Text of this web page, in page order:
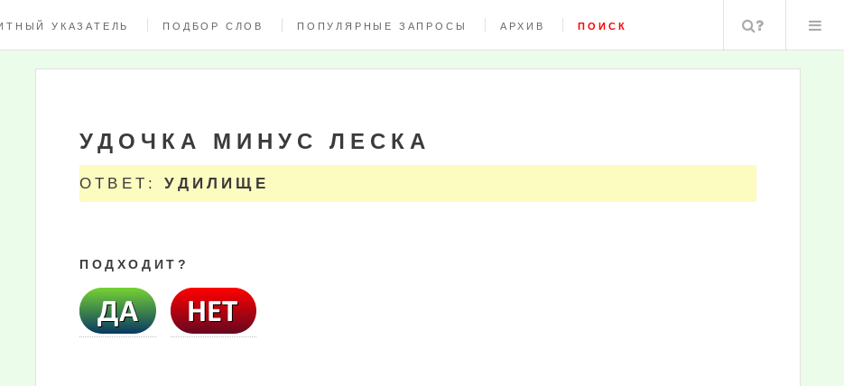
УКАЗАТЕЛЬ ПОДБОР СЛОВ ПОПУЛЯРНЫЕ ЗАПРОСЫ АРХИВ ПОИСК Поиск
УДОЧКА МИНУС ЛЕСКА
ОТВЕТ:УДИЛИЩЕ
ПОДХОДИТ?